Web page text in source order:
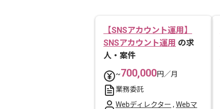
【SNSアカウント運用】
SNSアカウント運用 の求
人・案件
~700,000円／月
業務委託
Webディレクター , Webマ